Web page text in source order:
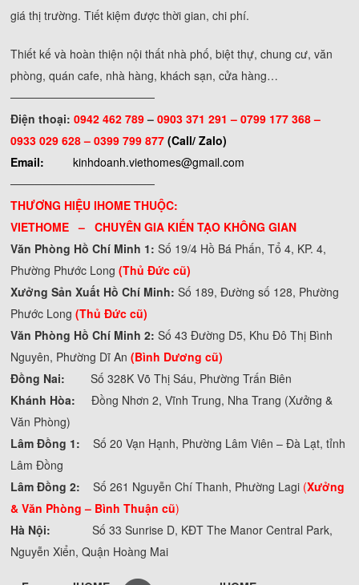
giá thị trường. Tiết kiệm được thời gian, chi phí.
Thiết kế và hoàn thiện nội thất nhà phố, biệt thự, chung cư, văn
phòng, quán cafe, nhà hàng, khách sạn, cửa hàng…
──────────────────
Điện thoại:0942 462 789–0903 371 291 –0799 177 368 –
0933 029 628 – 0399 799 877 (Call/ Zalo)
Email:
kinhdoanh.viethomes@gmail.com
──────────────────
THƯƠNG HIỆU IHOME THUỘC:
VIETHOME – CHUYÊN GIA KIẾN TẠO KHÔNG GIAN
Văn Phòng Hồ Chí Minh 1:Số 19/4 Hồ Bá Phấn, Tổ 4, KP. 4,
Phường Phước Long(Thủ Đức cũ)
Xưởng Sản Xuất Hồ Chí Minh:Số 189, Đường số 128, Phường
Phước Long(Thủ Đức cũ)
Văn Phòng Hồ Chí Minh 2:Số 43 Đường D5, Khu Đô Thị Bình
Nguyên, Phường Dĩ An (Bình Dương cũ)
Đồng Nai:Số 328K Võ Thị Sáu, Phường Trấn Biên
Khánh Hòa:
Đồng Nhơn 2, Vĩnh Trung, Nha Trang (Xưởng &
Văn Phòng)
Lâm Đồng 1:Số 20 Vạn Hạnh, Phường Lâm Viên – Đà Lạt, tỉnh
Lâm Đồng
Lâm Đồng 2:Số 261 Nguyễn Chí Thanh, Phường Lagi (Xưởng
& Văn Phòng – Bình Thuận cũ)
Hà Nội:Số 33 Sunrise D, KĐT The Manor Central Park,
Nguyễn Xiển, Quận Hoàng Mai